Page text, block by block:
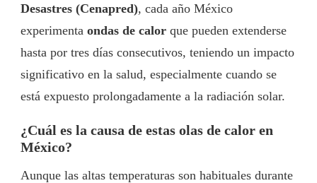
Desastres (Cenapred), cada año México
experimenta ondas de calor que pueden extenderse
hasta por tres días consecutivos, teniendo un impacto
significativo en la salud, especialmente cuando se
está expuesto prolongadamente a la radiación solar.
¿Cuál es la causa de estas olas de calor en
México?
Aunque las altas temperaturas son habituales durante